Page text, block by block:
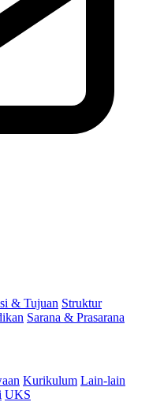
& Tujuan Struktur
Sarana & Prasarana
Kurikulum Lain-lain
UKS